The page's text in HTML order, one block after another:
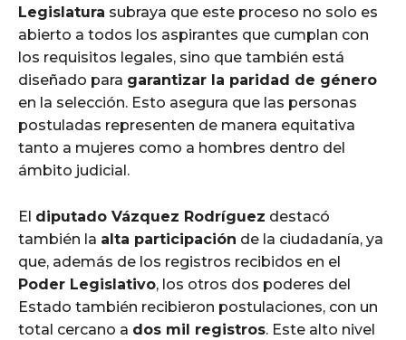
Legislatura subraya que este proceso no solo es
abierto a todos los aspirantes que cumplan con
los requisitos legales, sino que también está
diseñado para garantizar la paridad de género
en la selección. Esto asegura que las personas
postuladas representen de manera equitativa
tanto a mujeres como a hombres dentro del
ámbito judicial.
El diputado Vázquez Rodríguez destacó
también la alta participación de la ciudadanía, ya
que, además de los registros recibidos en el
Poder Legislativo, los otros dos poderes del
Estado también recibieron postulaciones, con un
total cercano a dos mil registros. Este alto nivel